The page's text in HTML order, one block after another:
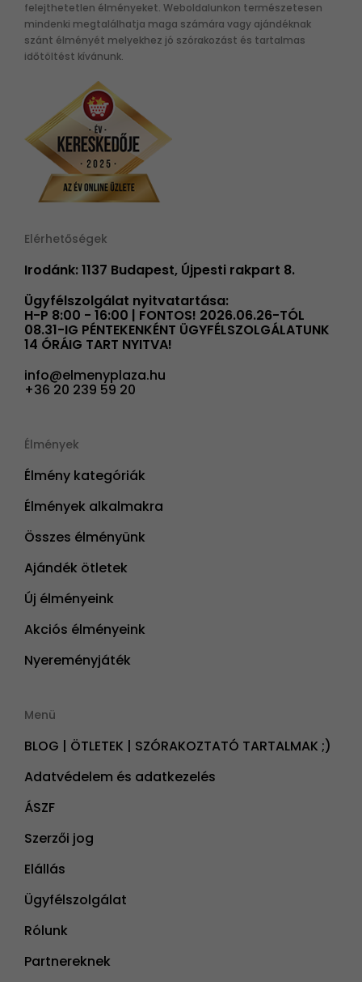
felejthetetlen élményeket. Weboldalunkon természetesen
mindenki megtalálhatja maga számára vagy ajándéknak
szánt élményét melyekhez jó szórakozást és tartalmas
időtöltést kívánunk.
Elérhetőségek
Irodánk: 1137 Budapest, Újpesti rakpart 8.
Ügyfélszolgálat nyitvatartása:
H-P 8:00 - 16:00 | FONTOS! 2026.06.26-TÓL
08.31-IG PÉNTEKENKÉNT ÜGYFÉLSZOLGÁLATUNK
14 ÓRÁIG TART NYITVA!
info@elmenyplaza.hu
+36 20 239 59 20
Élmények
Élmény kategóriák
Élmények alkalmakra
Összes élményünk
Ajándék ötletek
Új élményeink
Akciós élményeink
Nyereményjáték
Menü
BLOG | ÖTLETEK | SZÓRAKOZTATÓ TARTALMAK ;)
Adatvédelem és adatkezelés
ÁSZF
Szerzői jog
Elállás
Ügyfélszolgálat
Rólunk
Partnereknek